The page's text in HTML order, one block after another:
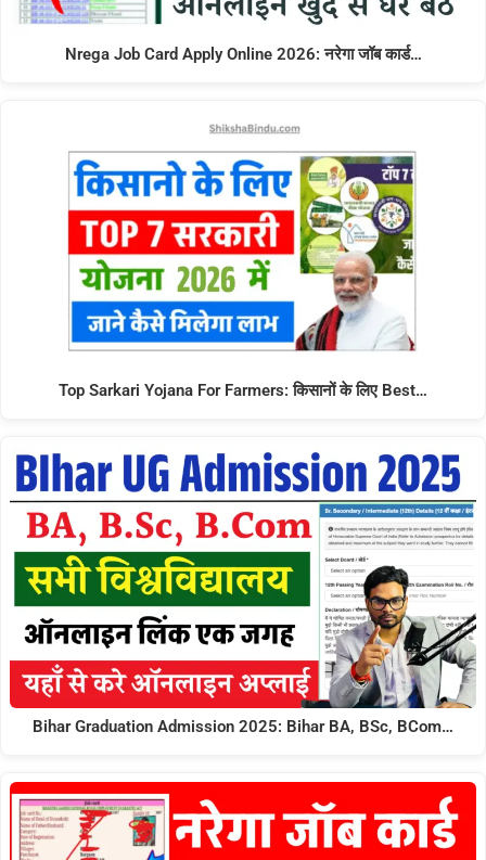
Nrega Job Card Apply Online 2026: नरेगा जॉब कार्ड…
Top Sarkari Yojana For Farmers: किसानों के लिए Best…
Bihar Graduation Admission 2025: Bihar BA, BSc, BCom…